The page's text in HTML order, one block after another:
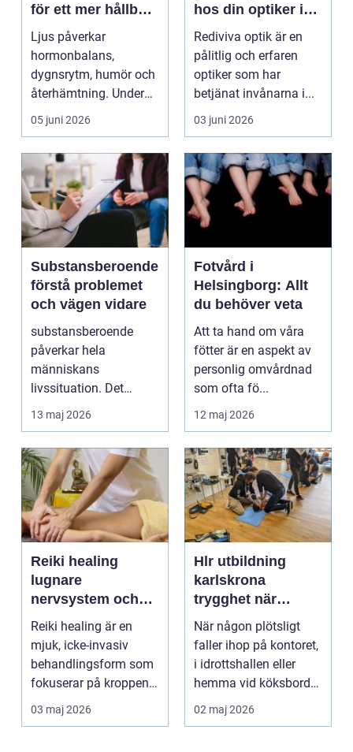
för ett mer hållbart
välbefinnande
Ljus påverkar
hormonbalans,
dygnsrytm, humör och
återhämtning. Under
senare år har en ny typ
05 juni 2026
hos din optiker i
Uppsala
Rediviva optik är en
pålitlig och erfaren
optiker som har
betjänat invånarna i...
03 juni 2026
Substansberoende
förstå problemet
och vägen vidare
substansberoende
påverkar hela
människans
livssituation. Det
handlar sällan bara
13 maj 2026
Fotvård i
Helsingborg: Allt
du behöver veta
Att ta hand om våra
fötter är en aspekt av
personlig omvårdnad
som ofta fö...
12 maj 2026
Reiki healing
lugnare
nervsystem och
djupare
återhämtning
Reiki healing är en
mjuk, icke-invasiv
behandlingsform som
fokuserar på kroppens
egen förmåga att lä...
03 maj 2026
Hlr utbildning
karlskrona
trygghet när
sekunderna
räknas
När någon plötsligt
faller ihop på kontoret,
i idrottshallen eller
hemma vid köksbordet
finns det ba...
02 maj 2026